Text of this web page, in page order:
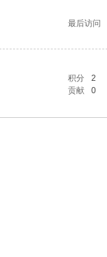
最后访问
积分 2
贡献 0